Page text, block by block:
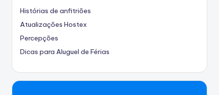
Histórias de anfitriões
Atualizações Hostex
Percepções
Dicas para Aluguel de Férias